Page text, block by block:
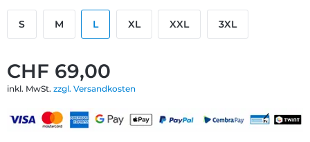
CHF 69,00
inkl. MwSt. zzgl. Versandkosten
S M L XL XXL 3XL